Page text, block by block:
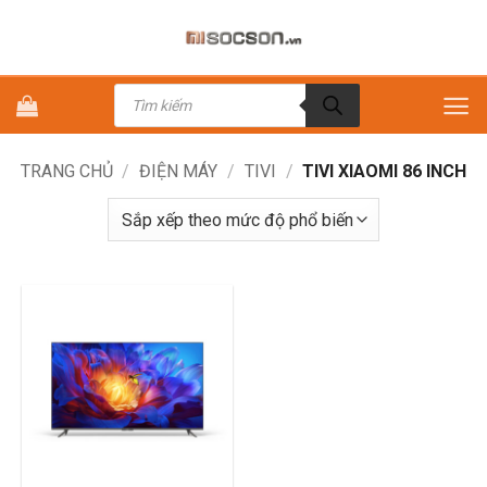
dung
Tìm
kiếm
phẩm
TRANG CHỦ / ĐIỆN MÁY / TIVI / TIVI XIAOMI 86 INCH